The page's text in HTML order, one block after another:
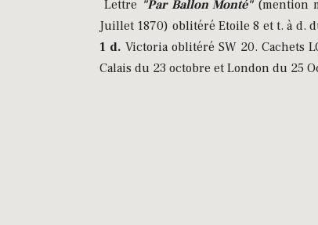
Lettre "Par Ballon Monté"(mention
Juillet 1870) oblitéré Etoile 8 et t. à d.
1 d. Victoria oblitéré SW 20. Cachets
Calais du 23 octobre et London du 25